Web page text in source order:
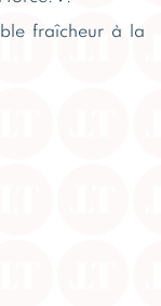
fraîcheur à la